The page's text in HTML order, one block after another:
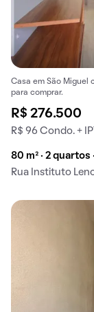
Casa em São Miguel
para comprar.
R$ 276.500
R$ 96 Condo. +
80 m² · 2 quartos
Rua Instituto